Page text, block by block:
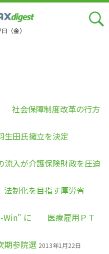
（金）
社会保障制度改革の行方
田氏擁立を決定
入が介護保険財政を圧迫
制化を目指す厚労省
Win" に 医療雇用ＰＴ
参院選 2013年1月22日